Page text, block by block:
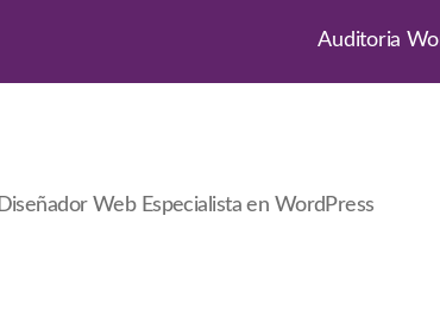
Auditoria
Diseñador Web Especialista en WordPress